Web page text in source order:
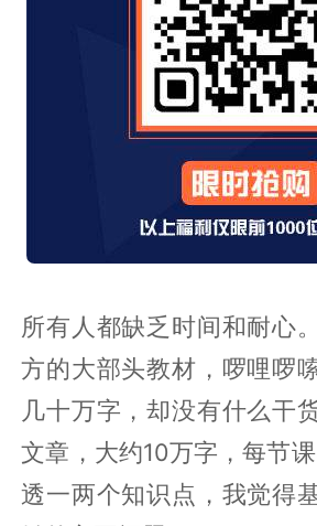
所有人都缺乏时间和耐心
方的大部头教材，啰哩啰
几十万字，却没有什么干
文章，大约10万字，每节
透一两个知识点，我觉得